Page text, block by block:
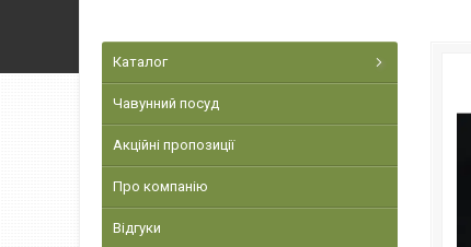
Каталог
Чавунний посуд
Акційні пропозиції
Про компанію
Відгуки